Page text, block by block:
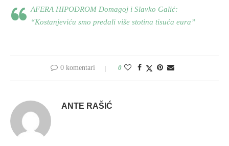
AFERA HIPODROM Domagoj i Slavko Galić:
“Kostanjeviću smo predali više stotina tisuća eura”
0 komentari 0
ANTE RAŠIĆ